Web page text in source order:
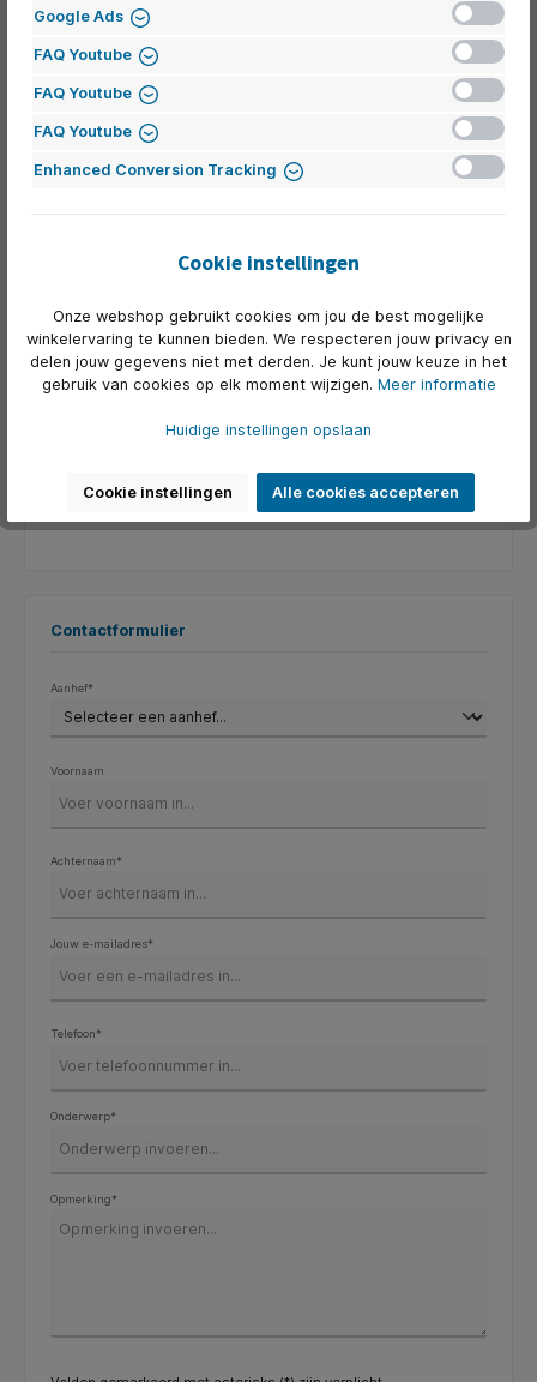
6433 JZ Hoensbroek
Nederland
+31 (0) 77 373 12 39
E-mail: andries@kantoorartikelen.nl
Routebeschrijving
ITC Belgie N.V.
Tel: +32 456 89 02 07
E-mail: thijs@itc.furniture
Contactformulier
Aanhef*
Voornaam
Achternaam*
Jouw e-mailadres*
Telefoon*
Onderwerp*
Opmerking*
Google Ads
FAQ Youtube
FAQ Youtube
FAQ Youtube
Enhanced Conversion Tracking
Cookie instellingen
Onze webshop gebruikt cookies om jou de best mogelijke
winkelervaring te kunnen bieden. We respecteren jouw privacy en
delen jouw gegevens niet met derden. Je kunt jouw keuze in het
gebruik van cookies op elk moment wijzigen. Meer informatie
Huidige instellingen opslaan
Cookie instellingen Alle cookies accepteren